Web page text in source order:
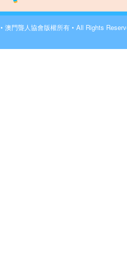
• 澳門聾人協會版權所有 • All Rights